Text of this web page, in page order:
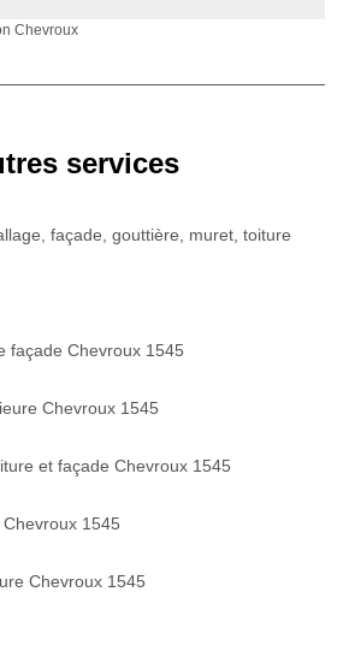
Chevroux
services
façade, gouttière, muret, toiture
façade Chevroux 1545
Chevroux 1545
et façade Chevroux 1545
1545
Chevroux 1545